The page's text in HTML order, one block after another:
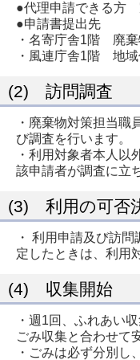
●代理申請できる方
●申請書提出先
・名寄庁舎1階 廃棄
・風連庁舎1階 地域
(2) 訪問調査
・廃棄物対策担当職
び調査を行います。
・利用対象者本人以
該申請者が調査に立
(3) 利用の可否
・ 利用申請及び訪
定したときは、利用
(4) 収集開始
・週1回、ふれあい
ごみ収集と合わせて
・ごみは必ず分別し